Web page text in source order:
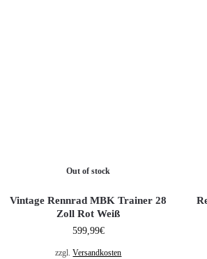
Out of stock
Vintage Rennrad MBK Trainer 28
Zoll Rot Weiß
599,99€
zzgl.Versandkosten